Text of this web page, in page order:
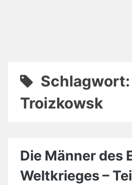
Schlagwort:
Troizkowsk
Die Männer des
Weltkrieges –